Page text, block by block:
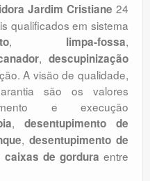
Jardim Cristiane 24
qualificados em sistema
, limpa-fossa,
, descupinização
A visão de qualidade,
são os valores
e execução
, desentupimento de
, desentupimento de
caixas de gordura entre